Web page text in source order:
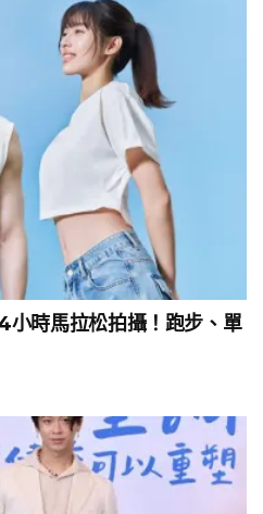
時馬拉松拍攝！跑步、單